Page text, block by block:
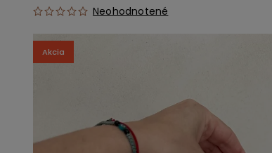
Neohodnotené
Akcia